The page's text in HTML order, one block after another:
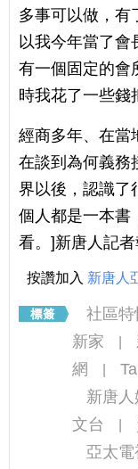
多事可以做，有
以我今年當了
有一個固定的會
時我花了一些錢
經商多年、在當
在談到為何義務
界以後，認識了
個人都是一本書
看。]新唐人記者
按讚加入 新唐人
社區特
新家
網
新唐人
文台
亞太電